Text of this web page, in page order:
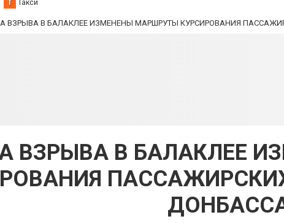
Т Такси
ВЗРЫВА В БАЛАКЛЕЕ ИЗМЕНЕНЫ МАРШРУТЫ КУРСИРОВАНИЯ
ВЗРЫВА В БАЛАКЛЕЕ